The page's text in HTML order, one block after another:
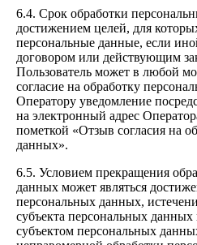
6.4. Срок обработки
достижением целей, для
персональные данные, если
договором или действующим
Пользователь может в любой
согласие на обработку
Оператору уведомление
на электронный адрес
пометкой «Отзыв согласия на
данных».
6.5. Условием прекращения
данных может являться
персональных данных,
субъекта персональных данных
субъектом персональных